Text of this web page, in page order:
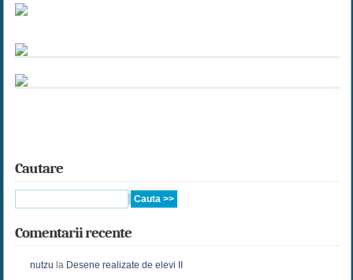
Cautare
Comentarii recente
nutzu la Desene realizate de elevi II